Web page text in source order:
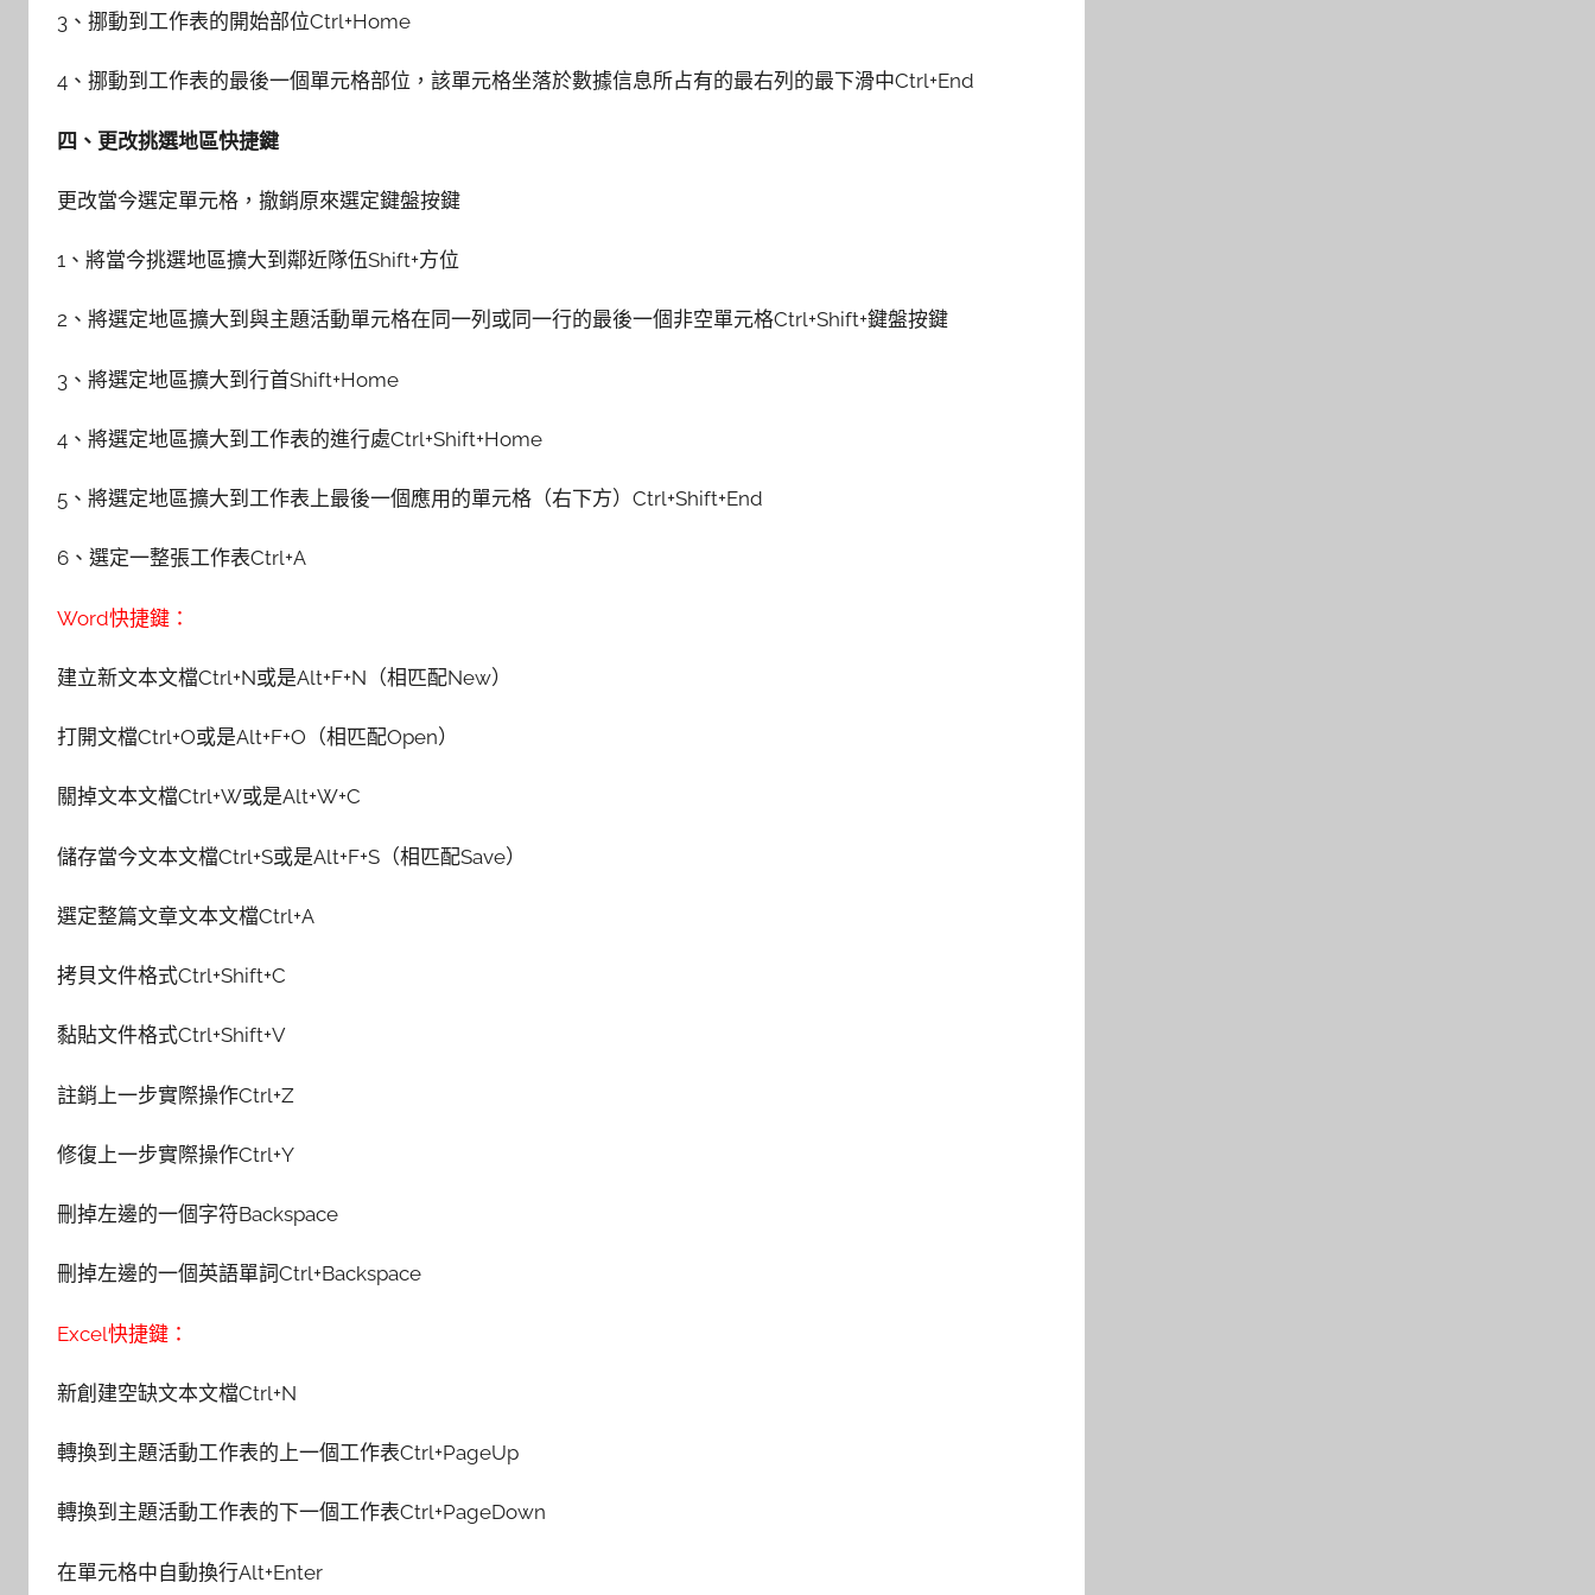
3、挪動到工作表的開始部位Ctrl+Home
4、挪動到工作表的最後一個單元格部位，該單元格坐落於數據信息所占有的最右列的最下滑中Ctrl+End
四、更改挑選地區快捷鍵
更改當今選定單元格，撤銷原來選定鍵盤按鍵
1、將當今挑選地區擴大到鄰近隊伍Shift+方位
2、將選定地區擴大到與主題活動單元格在同一列或同一行的最後一個非空單元格Ctrl+Shift+鍵盤按鍵
3、將選定地區擴大到行首Shift+Home
4、將選定地區擴大到工作表的進行處Ctrl+Shift+Home
5、將選定地區擴大到工作表上最後一個應用的單元格（右下方）Ctrl+Shift+End
6、選定一整張工作表Ctrl+A
Word快捷鍵：
建立新文本文檔Ctrl+N或是Alt+F+N（相匹配New）
打開文檔Ctrl+O或是Alt+F+O（相匹配Open）
關掉文本文檔Ctrl+W或是Alt+W+C
儲存當今文本文檔Ctrl+S或是Alt+F+S（相匹配Save）
選定整篇文章文本文檔Ctrl+A
拷貝文件格式Ctrl+Shift+C
黏貼文件格式Ctrl+Shift+V
註銷上一步實際操作Ctrl+Z
修復上一步實際操作Ctrl+Y
刪掉左邊的一個字符Backspace
刪掉左邊的一個英語單詞Ctrl+Backspace
Excel快捷鍵：
新創建空缺文本文檔Ctrl+N
轉換到主題活動工作表的上一個工作表Ctrl+PageUp
轉換到主題活動工作表的下一個工作表Ctrl+PageDown
在單元格中自動換行Alt+Enter